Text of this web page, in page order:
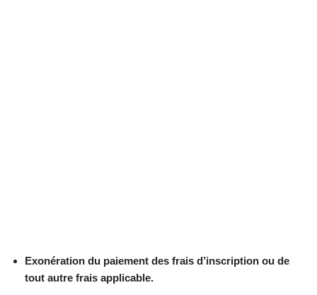
Exonération du paiement des frais d’inscription ou de
tout autre frais applicable.